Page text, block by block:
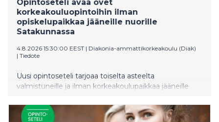
Opintoseteli avaa ovet
korkeakouluopintoihin ilman
opiskelupaikkaa jääneille nuorille
Satakunnassa
4.8.2026 15:30:00 EEST | Diakonia-ammattikorkeakoulu (Diak)
| Tiedote
Uusi opintoseteli tarjoaa toiselta asteelta
valmistuneille ja ilman korkeakoulupaikkaa jääneille
avoimia korkeakouluopintoja täysin maksutta.
Opintoseteli otetaan valtakunnallisesti käyttöön